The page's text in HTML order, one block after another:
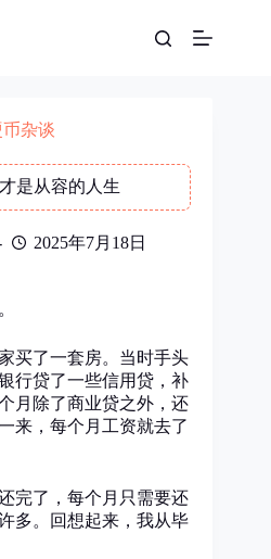
杂谈
是从容的人生
2025年7月18日
买了一套房。当时手头
行贷了一些信用贷，补
月除了商业贷之外，还
来，每个月工资就去了
完了，每个月只需要还
多。回想起来，我从毕